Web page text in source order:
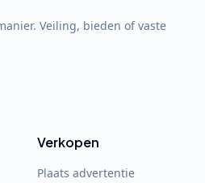
Veiling, bieden of vaste
Verkopen
Plaats advertentie